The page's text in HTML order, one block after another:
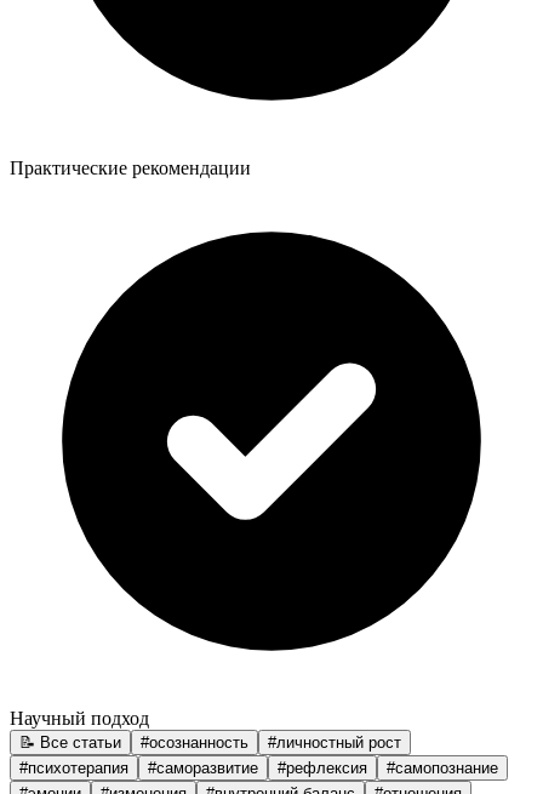
Практические рекомендации
Научный подход
📝 Все статьи #осознанность #личностный рост
#психотерапия #саморазвитие #рефлексия #самопознание